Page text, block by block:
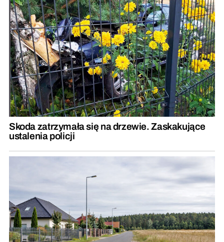
Skoda zatrzymała się na drzewie. Zaskakujące
ustalenia policji